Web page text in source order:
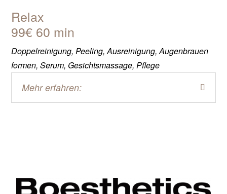
Relax
99€ 60 min
Doppelreinigung, Peeling, Ausreinigung, Augenbrauen
formen, Serum, Gesichtsmassage, Pflege
Mehr erfahren: